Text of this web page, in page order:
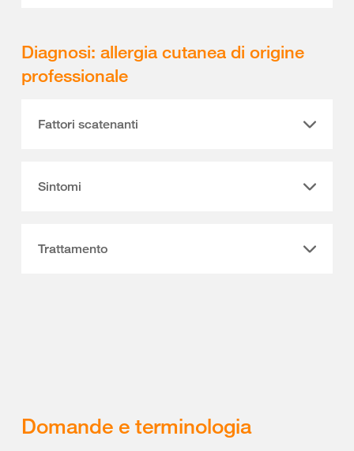
Diagnosi: allergia cutanea di origine
professionale
Fattori scatenanti
Sintomi
Trattamento
Domande e terminologia